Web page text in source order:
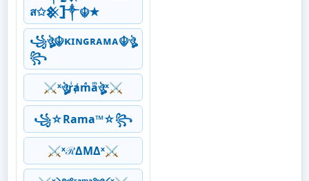
ส✩𒆜𓊉༒☬✭
꧁ঔৣ☬κɪɴɢʀᴀᴍᴀ☬ঔৣ
꧂
⚔ˣঔৣrͥⱥmͣaͫঔৣˣ⚔
꧁☆Rama™☆꧂
⚔ˣℛΔMΔˣ⚔